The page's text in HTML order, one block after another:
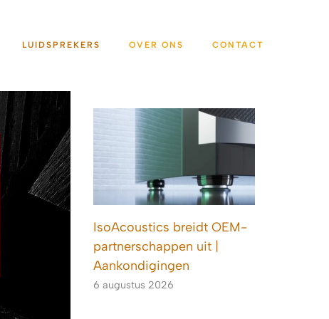
LUIDSPREKERS OVER ONS CONTACT
IsoAcoustics breidt OEM-
partnerschappen uit |
Aankondigingen
6 augustus 2026